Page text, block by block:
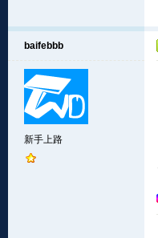
baifebbb
新手上路